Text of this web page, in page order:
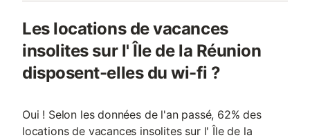
Les locations de vacances
insolites sur l' Île de la Réunion
disposent-elles du wi-fi ?
Oui ! Selon les données de l'an passé, 62% des
locations de vacances insolites sur l' Île de la